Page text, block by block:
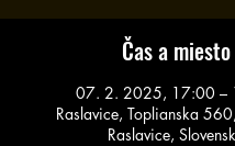
Čas a miesto
07. 2. 2025, 17:00 –
Raslavice, Toplianska
Raslavice,